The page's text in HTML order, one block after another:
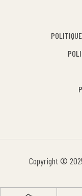
Copyright ©